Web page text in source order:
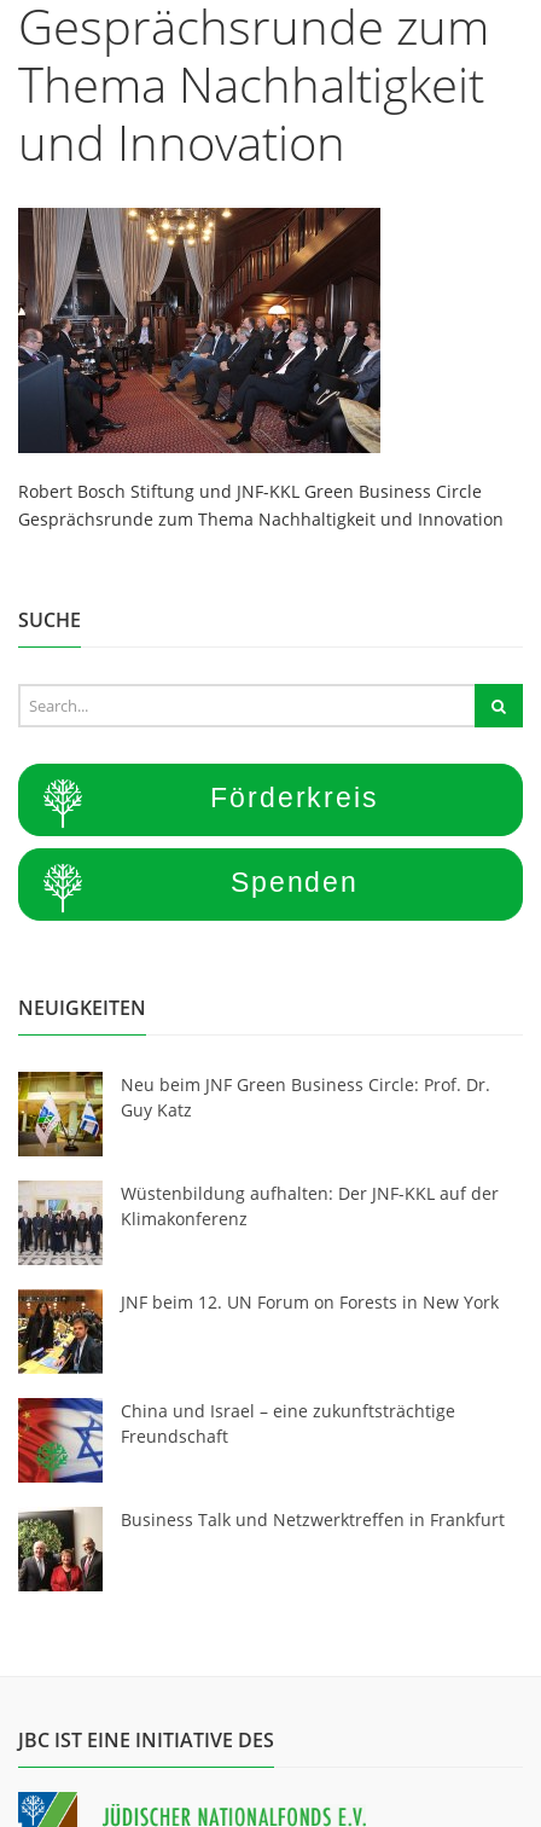
Gesprächsrunde zum
Thema Nachhaltigkeit
und Innovation
Robert Bosch Stiftung und JNF-KKL Green Business Circle
Gesprächsrunde zum Thema Nachhaltigkeit und Innovation
SUCHE
Förderkreis
Spenden
NEUIGKEITEN
Neu beim JNF Green Business Circle: Prof. Dr.
Guy Katz
Wüstenbildung aufhalten: Der JNF-KKL auf der
Klimakonferenz
JNF beim 12. UN Forum on Forests in New York
China und Israel – eine zukunftsträchtige
Freundschaft
Business Talk und Netzwerktreffen in Frankfurt
JBC IST EINE INITIATIVE DES